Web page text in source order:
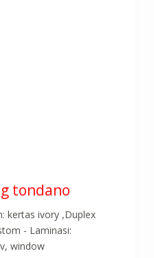
tondano
kertas ivory ,Duplex
- Laminasi:
window